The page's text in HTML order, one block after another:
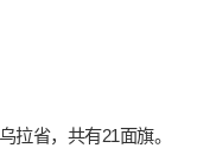
拉省，共有21面旗。